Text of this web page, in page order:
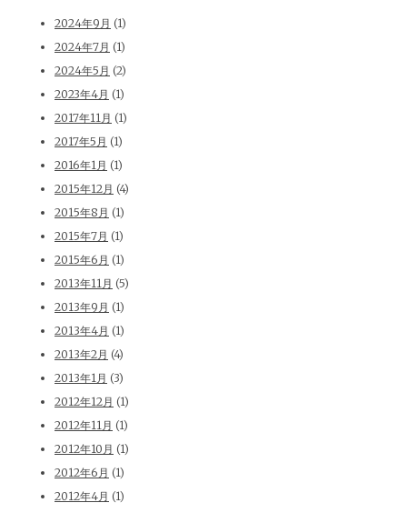
2024年9月 (1)
2024年7月 (1)
2024年5月 (2)
2023年4月 (1)
2017年11月 (1)
2017年5月 (1)
2016年1月 (1)
2015年12月 (4)
2015年8月 (1)
2015年7月 (1)
2015年6月 (1)
2013年11月 (5)
2013年9月 (1)
2013年4月 (1)
2013年2月 (4)
2013年1月 (3)
2012年12月 (1)
2012年11月 (1)
2012年10月 (1)
2012年6月 (1)
2012年4月 (1)